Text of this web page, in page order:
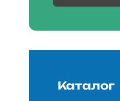
Каталог